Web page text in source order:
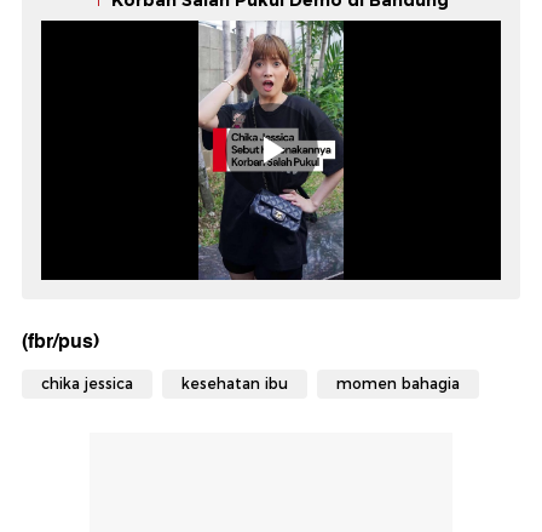
(fbr/pus)
chika jessica kesehatan ibu momen bahagia